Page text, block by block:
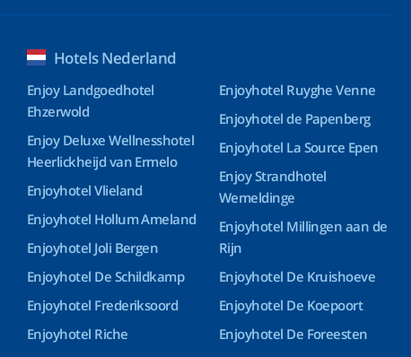
Hotels Nederland
Enjoy Landgoedhotel
Ehzerwold
Enjoy Deluxe Wellnesshotel
Heerlickheijd van Ermelo
Enjoyhotel Vlieland
Enjoyhotel Hollum Ameland
Enjoyhotel Joli Bergen
Enjoyhotel De Schildkamp
Enjoyhotel Frederiksoord
Enjoyhotel Riche
Enjoyhotel Ruyghe Venne
Enjoyhotel de Papenberg
Enjoyhotel La Source Epen
Enjoy Strandhotel
Wemeldinge
Enjoyhotel Millingen aan de
Rijn
Enjoyhotel De Kruishoeve
Enjoyhotel De Koepoort
Enjoyhotel De Foreesten